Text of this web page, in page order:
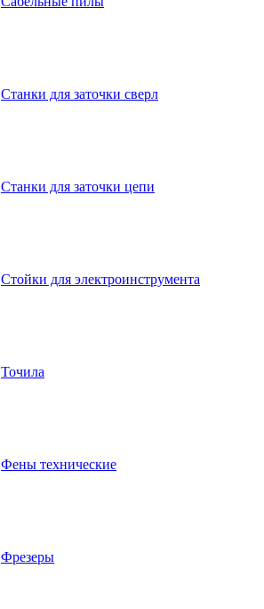
Станки для заточки сверл
Станки для заточки цепи
Стойки для электроинструмента
Точила
Фены технические
Фрезеры